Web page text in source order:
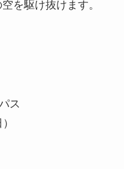
を駆け抜けます。
ス